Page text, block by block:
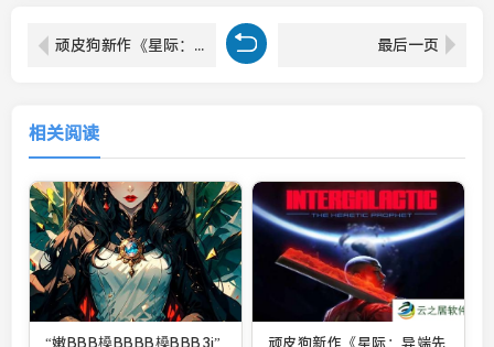
顽皮狗新作《星际：异端先知》引热议 你对这款作品感兴趣吗？ 最后一页
相关阅读
“嫩BBB槡BBBB槡BBB3i” 顽皮狗新作《星际：异端先